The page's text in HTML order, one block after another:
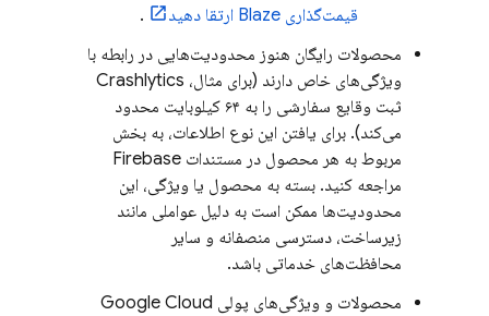
قیمت‌گذاری Blaze ارتقا دهید
.
محصولات رایگان هنوز محدودیت‌هایی در رابطه با
ویژگی‌های خاص دارند (برای مثال، Crashlytics
ثبت وقایع سفارشی را به ۶۴ کیلوبایت محدود
می‌کند). برای یافتن این نوع اطلاعات، به بخش
مربوط به هر محصول در مستندات Firebase
مراجعه کنید. بسته به محصول یا ویژگی، این
محدودیت‌ها ممکن است به دلیل عواملی مانند
زیرساخت، دسترسی منصفانه و سایر
محافظت‌های خدماتی باشد.
محصولات و ویژگی‌های پولی Google Cloud